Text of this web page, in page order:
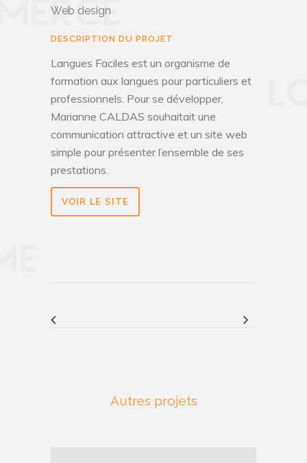
Web design
DESCRIPTION DU PROJET
Langues Faciles est un organisme de
formation aux langues pour particuliers et
professionnels. Pour se développer,
Marianne CALDAS souhaitait une
communication attractive et un site web
simple pour présenter l’ensemble de ses
prestations.
VOIR LE SITE
Autres projets